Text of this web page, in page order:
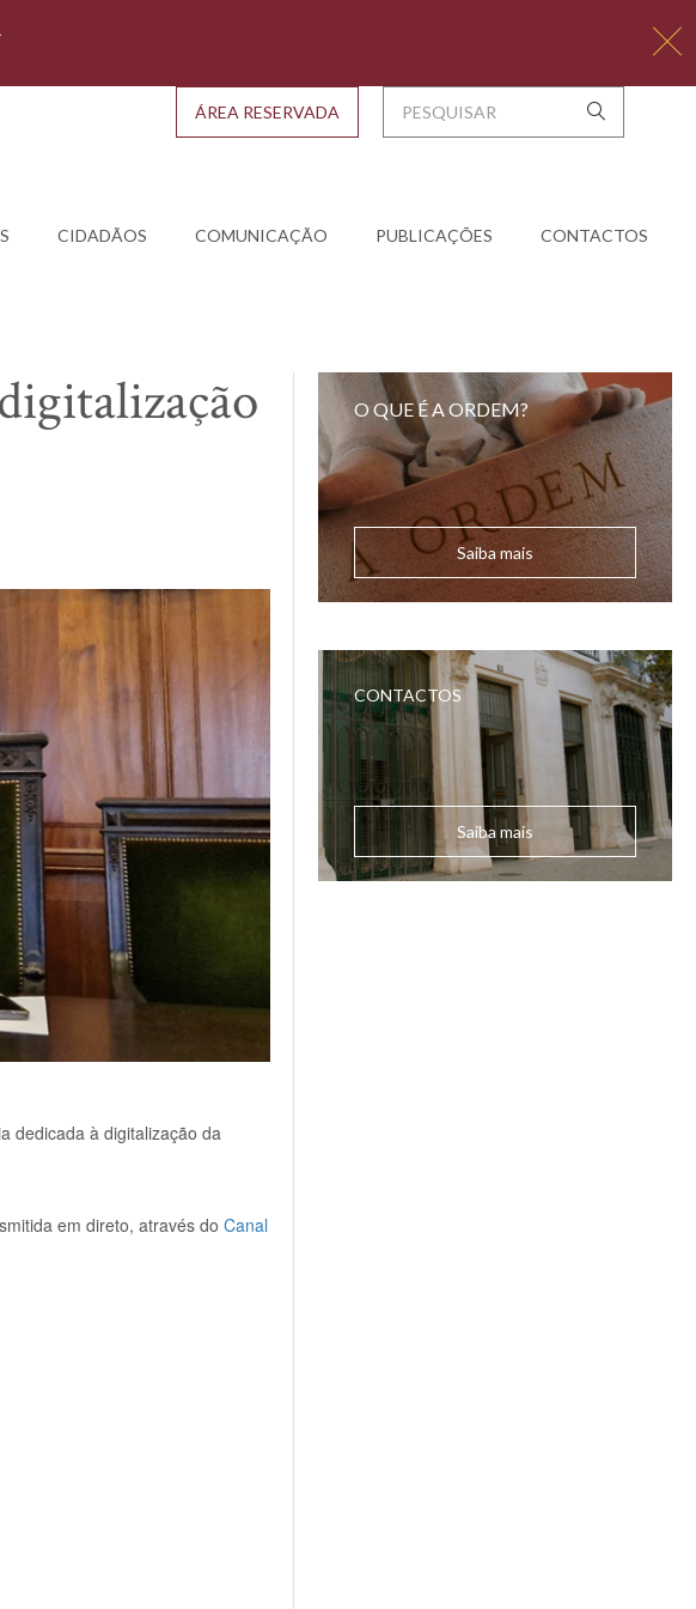
CIDADÃOS COMUNICAÇÃO PUBLICAÇÕES CONTACTOS
ÁREA RESERVADA
dedicada à digitalização da
em direto, através do Canal
O QUE É A ORDEM?
Saiba mais
CONTACTOS
Saiba mais